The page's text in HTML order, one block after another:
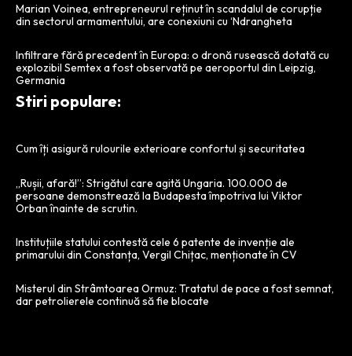
Marian Voinea, entrepreneurul reținut în scandalul de corupție
din sectorul armamentului, are conexiuni cu ‘Ndrangheta
Infiltrare fără precedent în Europa: o dronă rusească dotată cu
explozibil Semtex a fost observată pe aeroportul din Leipzig,
Germania
Stiri populare:
Cum îți asigură rulourile exterioare confortul și securitatea
„Rușii, afară!”: Strigătul care agită Ungaria. 100.000 de
persoane demonstrează la Budapesta împotriva lui Viktor
Orban înainte de scrutin.
Instituțiile statului contestă cele 6 patente de invenție ale
primarului din Constanța, Vergil Chițac, menționate în CV
Misterul din Strâmtoarea Ormuz: Tratatul de pace a fost semnat,
dar petrolierele continuă să fie blocate